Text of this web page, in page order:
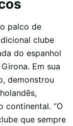
palco de
clube
do espanhol
Em sua
demonstrou
continental. “O
que sempre